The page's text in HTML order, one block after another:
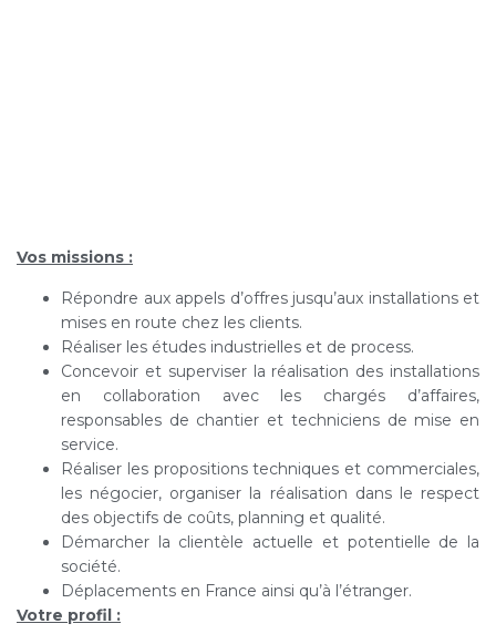
Vos missions :
Répondre aux appels d’offres jusqu’aux installations et
mises en route chez les clients.
Réaliser les études industrielles et de process.
Concevoir et superviser la réalisation des installations
en collaboration avec les chargés d’affaires,
responsables de chantier et techniciens de mise en
service.
Réaliser les propositions techniques et commerciales,
les négocier, organiser la réalisation dans le respect
des objectifs de coûts, planning et qualité.
Démarcher la clientèle actuelle et potentielle de la
société.
Déplacements en France ainsi qu’à l’étranger.
Votre profil :